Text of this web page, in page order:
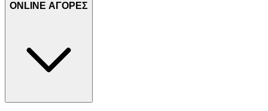
ONLINE ΑΓΟΡΕΣ